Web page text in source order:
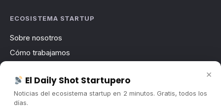
ECOSISTEMA STARTUP
Sobre nosotros
Cómo trabajamos
Contacto
Publicidad
×
El Daily Shot Startupero
Noticias del ecosistema startup en 2 minutos. Gratis, todos los
días.